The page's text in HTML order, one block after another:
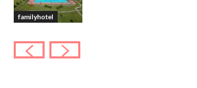
familyhotel